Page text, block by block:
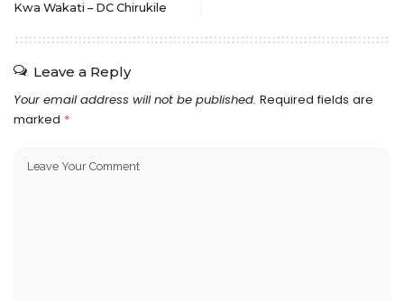
Kwa Wakati – DC Chirukile
Leave a Reply
Your email address will not be published. Required fields are
marked *